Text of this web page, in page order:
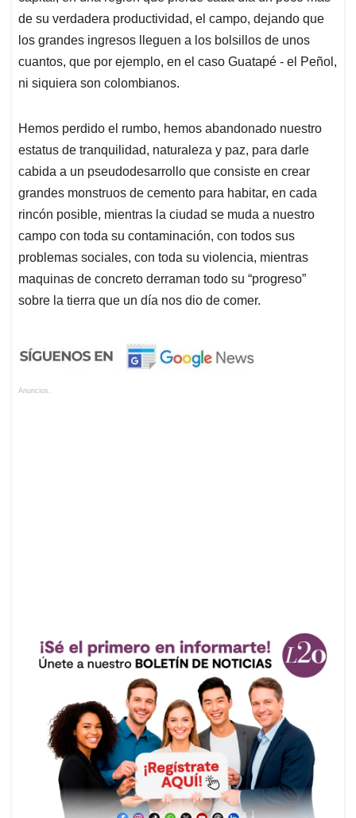
de su verdadera productividad, el campo, dejando que
los grandes ingresos lleguen a los bolsillos de unos
cuantos, que por ejemplo, en el caso Guatapé - el Peñol,
ni siquiera son colombianos.
Hemos perdido el rumbo, hemos abandonado nuestro
estatus de tranquilidad, naturaleza y paz, para darle
cabida a un pseudodesarrollo que consiste en crear
grandes monstruos de cemento para habitar, en cada
rincón posible, mientras la ciudad se muda a nuestro
campo con toda su contaminación, con todos sus
problemas sociales, con toda su violencia, mientras
maquinas de concreto derraman todo su “progreso”
sobre la tierra que un día nos dio de comer.
Anuncios.